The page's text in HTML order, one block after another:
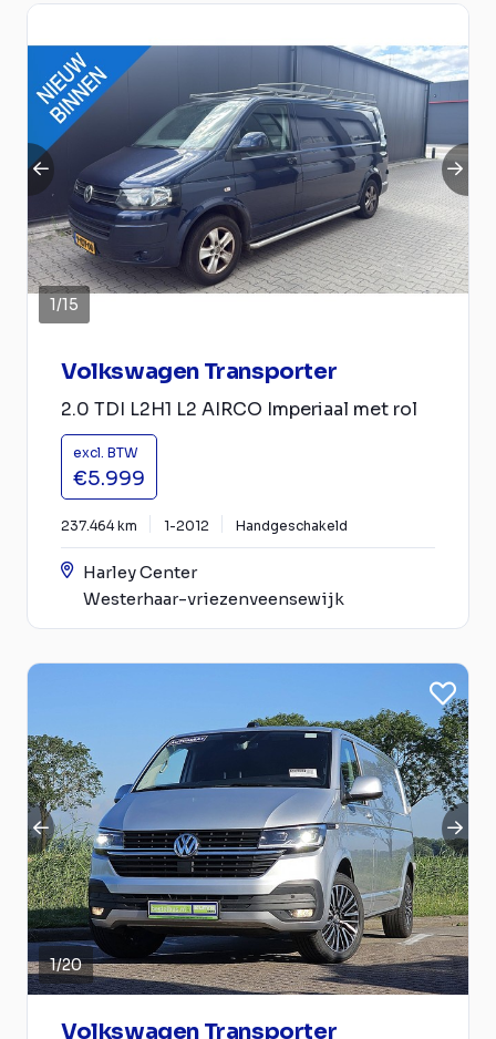
1/15
Volkswagen Transporter
2.0 TDI L2H1 L2 AIRCO Imperiaal met rol
excl. BTW
€5.999
237.464 km 1-2012 Handgeschakeld
Harley Center
Westerhaar-vriezenveensewijk
1/20
Volkswagen Transporter